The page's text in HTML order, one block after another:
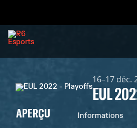
16–17 déc.
EUL
APERÇU Informations